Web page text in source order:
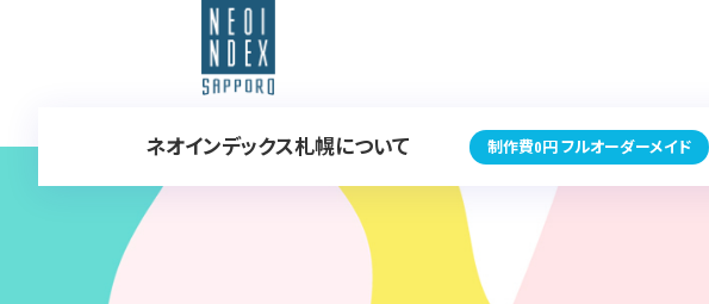
ネオインデックス札幌について 制作費0円 フルオーダーメイド